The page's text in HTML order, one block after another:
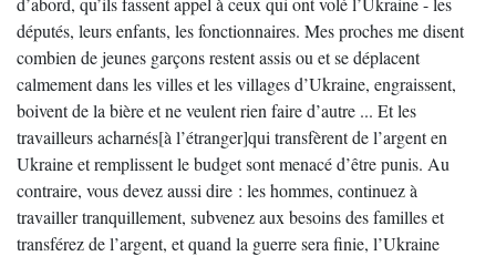
députés, leurs enfants, les fonctionnaires. Mes proches me disent
combien de jeunes garçons restent assis ou et se déplacent
calmement dans les villes et les villages d’Ukraine, engraissent,
boivent de la bière et ne veulent rien faire d’autre ... Et les
travailleurs acharnés[à l’étranger]qui transfèrent de l’argent en
Ukraine et remplissent le budget sont menacé d’être punis. Au
contraire, vous devez aussi dire : les hommes, continuez à
travailler tranquillement, subvenez aux besoins des familles et
transférez de l’argent, et quand la guerre sera finie, l’Ukraine